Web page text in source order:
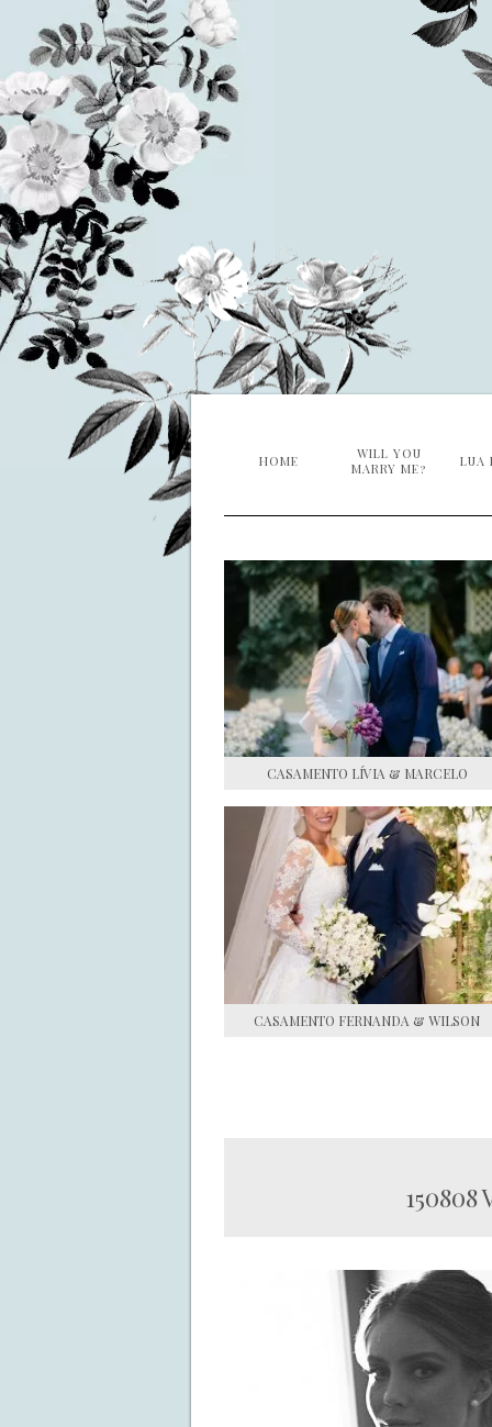
HOME
WILL YOU
MARRY ME?
LUA
CASAMENTO LÍVIA & MARCELO
CASAMENTO FERNANDA & WILSON
150808